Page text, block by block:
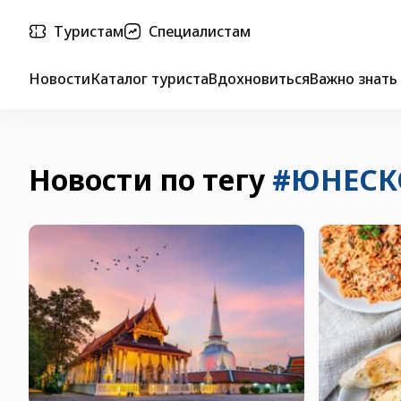
Туристам Специалистам
НовостиКаталог туристаВдохновитьсяВажно знать
Новости по тегу